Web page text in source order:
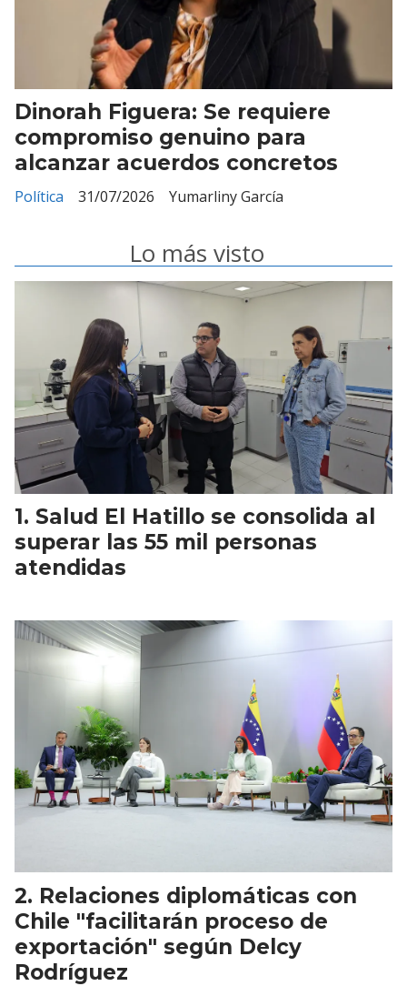
Dinorah Figuera: Se requiere
compromiso genuino para
alcanzar acuerdos concretos
Yumarliny García
Política 31/07/2026
Lo más visto
Salud El Hatillo se consolida al
superar las 55 mil personas
atendidas
Relaciones diplomáticas con
Chile "facilitarán proceso de
exportación" según Delcy
Rodríguez